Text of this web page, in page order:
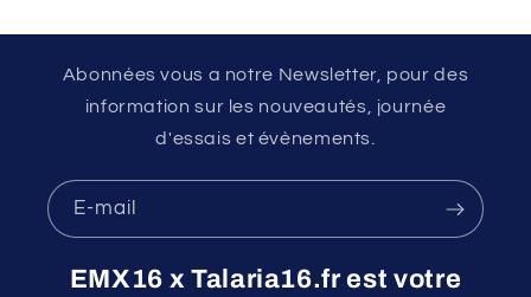
Abonnées vous a notre Newsletter, pour des
information sur les nouveautés, journée
d'essais et évènements.
E-mail
EMX16 x Talaria16.fr est votre